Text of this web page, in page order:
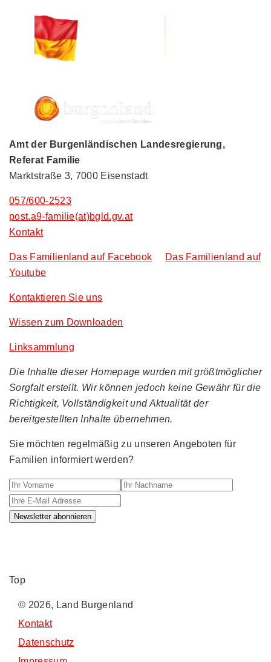
Amt der Burgenländischen Landesregierung,
Referat Familie
Marktstraße 3, 7000 Eisenstadt
057/600-2523
post.a9-familie(at)bgld.gv.at
Kontakt
Das Familienland auf Facebook
Das Familienland auf
Youtube
Kontaktieren Sie uns
Wissen zum Downloaden
Linksammlung
Die Inhalte dieser Homepage wurden mit größtmöglicher
Sorgfalt erstellt. Wir können jedoch keine Gewähr für die
Richtigkeit, Vollständigkeit und Aktualität der
bereitgestellten Inhalte übernehmen.
Sie möchten regelmäßig zu unseren Angeboten für
Familien informiert werden?
Ihr Vorname Ihr Nachname
Newsletter abonnieren
Top
© 2026, Land Burgenland
Kontakt
Datenschutz